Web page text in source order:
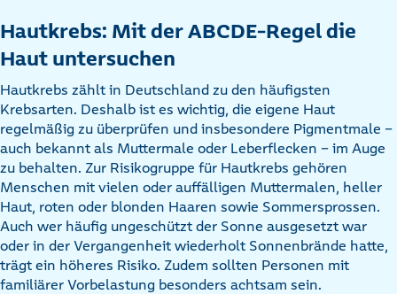
Hautkrebs: Mit der ABCDE-Regel die
Haut untersuchen
Hautkrebs zählt in Deutschland zu den häufigsten
Krebsarten. Deshalb ist es wichtig, die eigene Haut
regelmäßig zu überprüfen und insbesondere Pigmentmale –
auch bekannt als Muttermale oder Leberflecken – im Auge
zu behalten. Zur Risikogruppe für Hautkrebs gehören
Menschen mit vielen oder auffälligen Muttermalen, heller
Haut, roten oder blonden Haaren sowie Sommersprossen.
Auch wer häufig ungeschützt der Sonne ausgesetzt war
oder in der Vergangenheit wiederholt Sonnenbrände hatte,
trägt ein höheres Risiko. Zudem sollten Personen mit
familiärer Vorbelastung besonders achtsam sein.